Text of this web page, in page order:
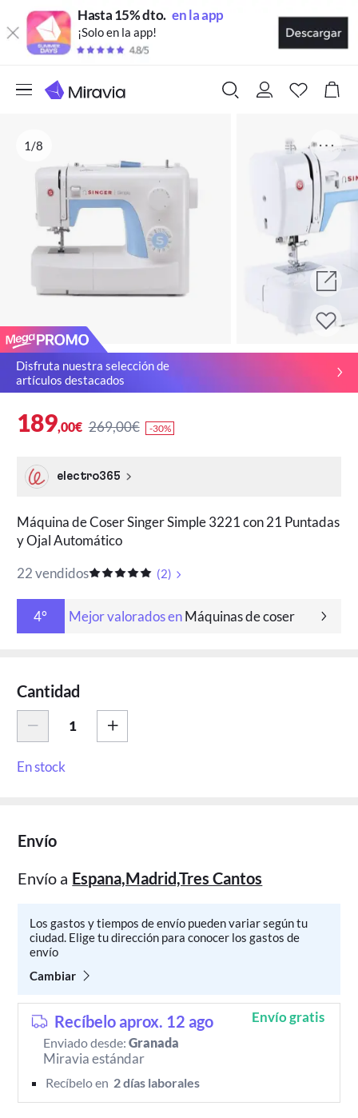
Hasta 15% dto. en la app
¡Solo en la app!
1/8
Disfruta nuestra selección de
artículos destacados
189,00€ 269,00€ -30%
electro365
Máquina de Coser Singer Simple 3221 con 21 Puntadas
y Ojal Automático
22 vendidos
(2)
4° Mejor valorados enMáquinas de coser
Cantidad
En stock
Envío
Envío a Espana,Madrid,Tres Cantos
Los gastos y tiempos de envío pueden variar según tu
ciudad. Elige tu dirección para conocer los gastos de
envío
Cambiar
Recíbelo aprox. 12 ago Envío gratis
Enviado desde:Granada
Miravia estándar
Recíbelo en 2 días laborales